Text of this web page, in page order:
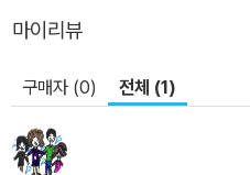
마이리뷰
구매자 (0) 전체 (1)